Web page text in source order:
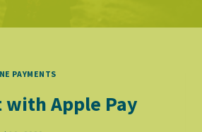
PAYMENTS
with Apple Pay